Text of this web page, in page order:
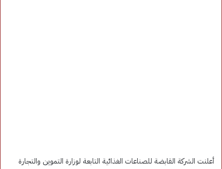
أعلنت الشركة القابضة للصناعات الغذائية التابعة لوزارة التموين والتجارة